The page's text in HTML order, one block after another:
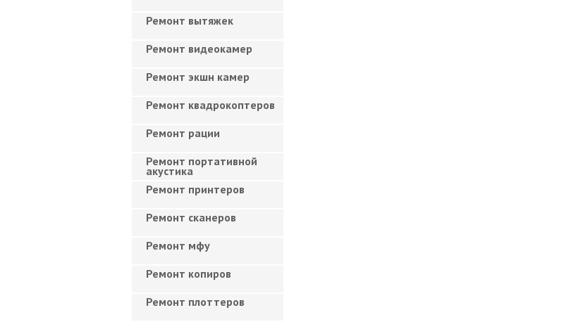
Ремонт вытяжек
Ремонт видеокамер
Ремонт экшн камер
Ремонт квадрокоптеров
Ремонт рации
Ремонт портативной
акустика
Ремонт принтеров
Ремонт сканеров
Ремонт мфу
Ремонт копиров
Ремонт плоттеров